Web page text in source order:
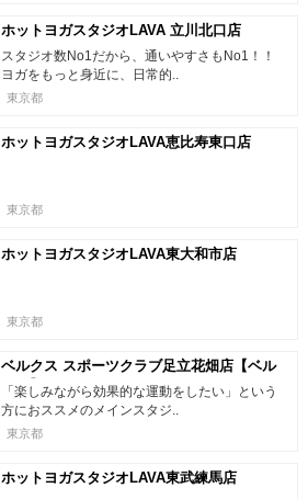
ホットヨガスタジオLAVA 立川北口店
スタジオ数No1だから、通いやすさもNo1！！
ヨガをもっと身近に、日常的..
東京都
ホットヨガスタジオLAVA恵比寿東口店
東京都
ホットヨガスタジオLAVA東大和市店
東京都
ベルクス スポーツクラブ足立花畑店【ベル
スポ】
「楽しみながら効果的な運動をしたい」という
方におススメのメインスタジ..
東京都
ホットヨガスタジオLAVA東武練馬店